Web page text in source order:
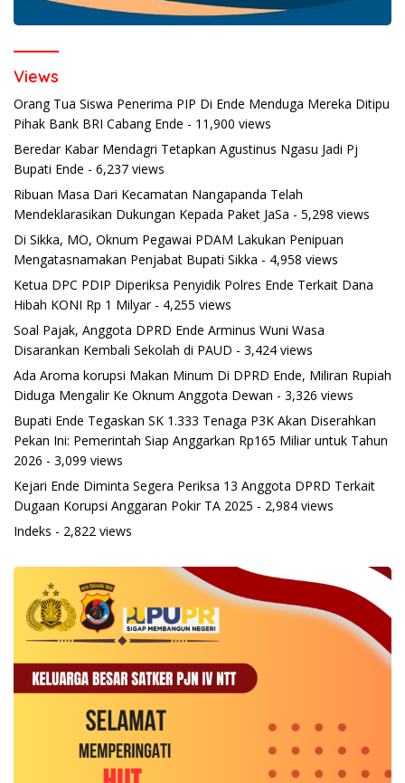
Views
Orang Tua Siswa Penerima PIP Di Ende Menduga Mereka Ditipu
Pihak Bank BRI Cabang Ende - 11,900 views
Beredar Kabar Mendagri Tetapkan Agustinus Ngasu Jadi Pj
Bupati Ende - 6,237 views
Ribuan Masa Dari Kecamatan Nangapanda Telah
Mendeklarasikan Dukungan Kepada Paket JaSa - 5,298 views
Di Sikka, MO, Oknum Pegawai PDAM Lakukan Penipuan
Mengatasnamakan Penjabat Bupati Sikka - 4,958 views
Ketua DPC PDIP Diperiksa Penyidik Polres Ende Terkait Dana
Hibah KONI Rp 1 Milyar- 4,255 views
Soal Pajak, Anggota DPRD Ende Arminus Wuni Wasa
Disarankan Kembali Sekolah di PAUD - 3,424 views
Ada Aroma korupsi Makan Minum Di DPRD Ende, Miliran Rupiah
Diduga Mengalir Ke Oknum Anggota Dewan - 3,326 views
Bupati Ende Tegaskan SK 1.333 Tenaga P3K Akan Diserahkan
Pekan Ini: Pemerintah Siap Anggarkan Rp165 Miliar untuk Tahun
2026 - 3,099 views
Kejari Ende Diminta Segera Periksa 13 Anggota DPRD Terkait
Dugaan Korupsi Anggaran Pokir TA 2025 - 2,984 views
Indeks - 2,822 views